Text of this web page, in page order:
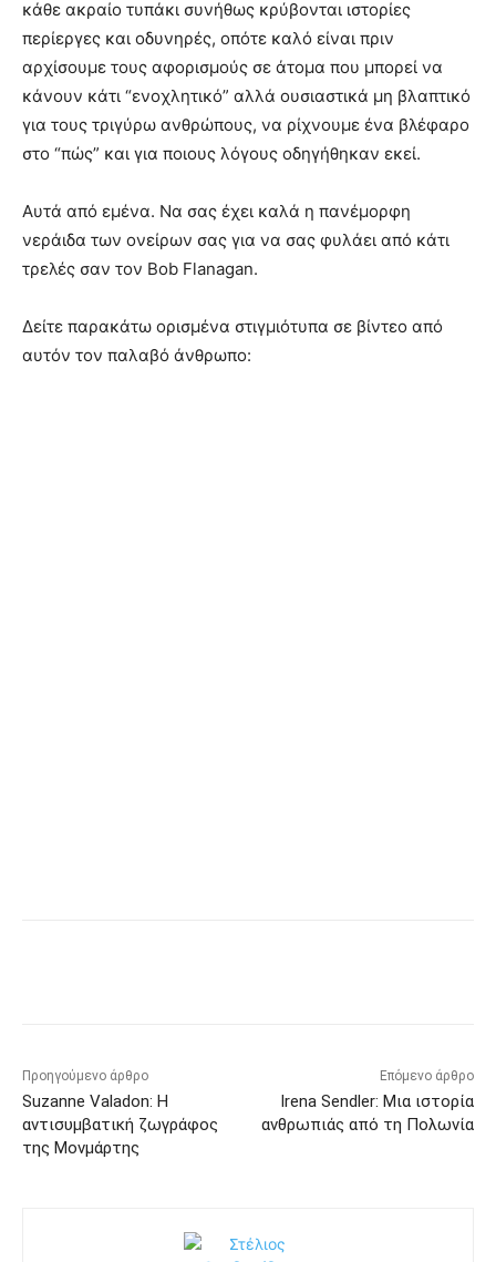
κάθε ακραίο τυπάκι συνήθως κρύβονται ιστορίες
περίεργες και οδυνηρές, οπότε καλό είναι πριν
αρχίσουμε τους αφορισμούς σε άτομα που μπορεί να
κάνουν κάτι “ενοχλητικό” αλλά ουσιαστικά μη βλαπτικό
για τους τριγύρω ανθρώπους, να ρίχνουμε ένα βλέφαρο
στο “πώς” και για ποιους λόγους οδηγήθηκαν εκεί.
Αυτά από εμένα. Να σας έχει καλά η πανέμορφη
νεράιδα των ονείρων σας για να σας φυλάει από κάτι
τρελές σαν τον Bob Flanagan.
Δείτε παρακάτω ορισμένα στιγμιότυπα σε βίντεο από
αυτόν τον παλαβό άνθρωπο:
Προηγούμενο άρθρο
Suzanne Valadon: Η
αντισυμβατική ζωγράφος
της Μονμάρτης
Επόμενο άρθρο
Irena Sendler: Μια ιστορία
ανθρωπιάς από τη Πολωνία